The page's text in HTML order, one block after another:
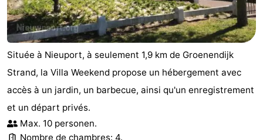
Située à Nieuport, à seulement 1,9 km de Groenendijk
Strand, la Villa Weekend propose un hébergement avec
accès à un jardin, un barbecue, ainsi qu'un enregistrement
et un départ privés.
Max. 10 personen.
Nombre de chambres: 4.